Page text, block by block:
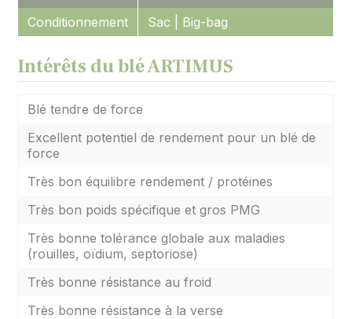
Conditionnement Sac | Big-bag
Intérêts du blé ARTIMUS
Blé tendre de force
Excellent potentiel de rendement pour un blé de
force
Très bon équilibre rendement / protéines
Très bon poids spécifique et gros PMG
Très bonne tolérance globale aux maladies
(rouilles, oïdium, septoriose)
Très bonne résistance au froid
Très bonne résistance à la verse